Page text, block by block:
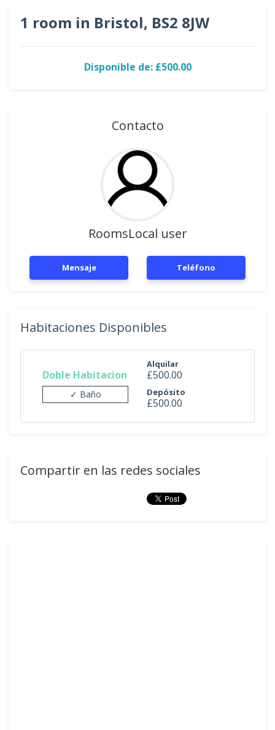
1 room in Bristol, BS2 8JW
Disponible de: £500.00
Contacto
RoomsLocal user
Mensaje Teléfono
Habitaciones Disponibles
Doble Habitacion
✓ Baño
Alquilar
£500.00
Depósito
£500.00
Compartir en las redes sociales